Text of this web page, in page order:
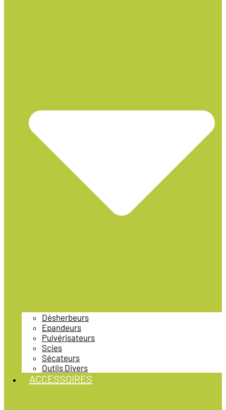
Désherbeurs
Epandeurs
Pulvérisateurs
Scies
Sécateurs
Outils Divers
ACCESSOIRES